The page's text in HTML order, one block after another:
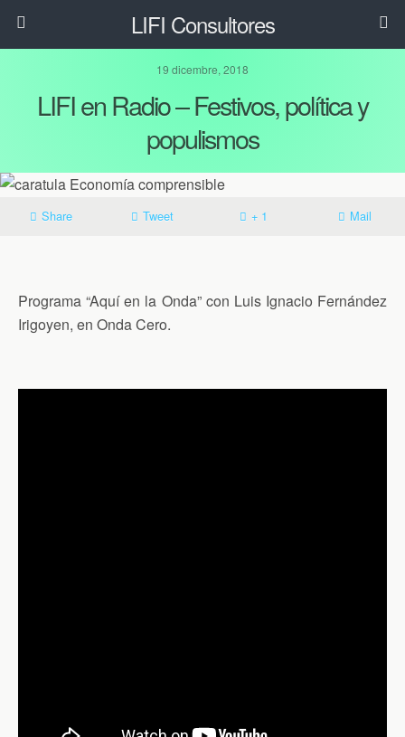
LIFI Consultores
19 dicembre, 2018
LIFI en Radio – Festivos, política y
populismos
Share Tweet + 1 Mail
Programa “Aquí en la Onda” con Luis Ignacio Fernández
Irigoyen, en Onda Cero.